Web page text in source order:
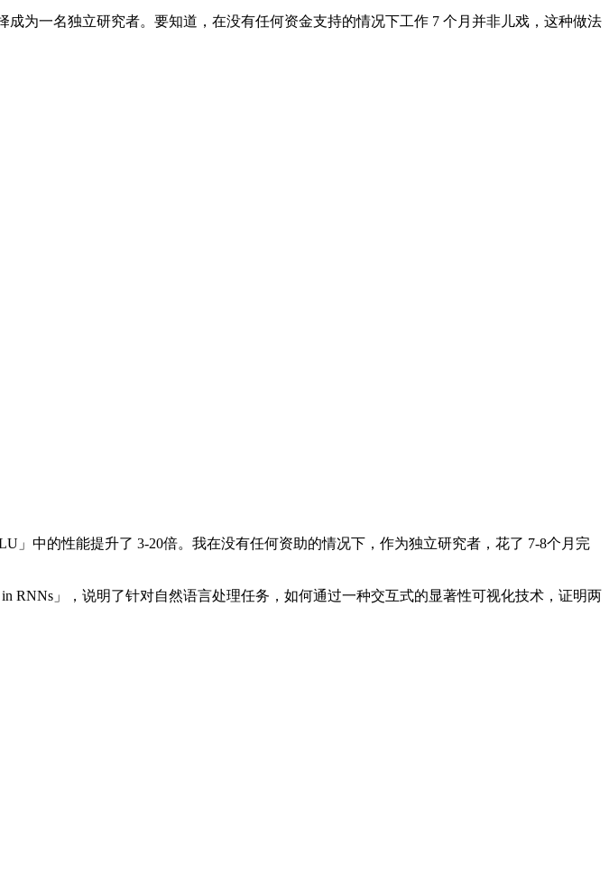
一名独立研究者。要知道，在没有任何资金支持的情况下工作 7 个月并非儿戏，这种做法
中的性能提升了 3-20倍。我在没有任何资助的情况下，作为独立研究者，花了 7-8个月完
RNNs」，说明了针对自然语言处理任务，如何通过一种交互式的显著性可视化技术，证明两